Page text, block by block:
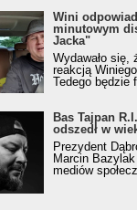
Wini
minutowym
Jacka"
Wydawało się,
reakcją
Tedego będzie
Bas Tajpan
odszedł w
Prezydent
Marcin
mediów